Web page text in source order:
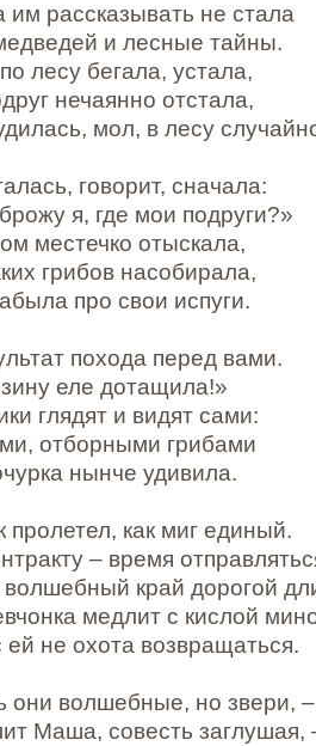
рассказывать не стала
и лесные тайны.
лесу бегала, устала,
нечаянно отстала,
мол, в лесу
говорит, сначала:
я, где мои подруги?»
местечко отыскала,
грибов насобирала,
про свои испуги.
похода перед вами.
еле дотащила!»
глядят и видят сами:
отборными грибами
нынче удивила.
пролетел, как миг единый.
– время
волшебный край дорогой
медлит с кислой
ей не охота возвращаться.
они волшебные, но звери, –
Маша, совесть заглушая,